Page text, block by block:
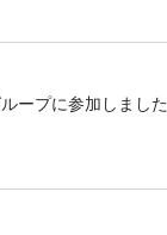
ープに参加しました